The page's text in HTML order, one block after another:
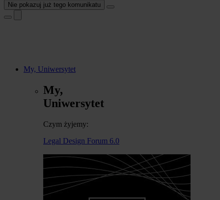
Nie pokazuj już tego komunikatu
My, Uniwersytet
My,
Uniwersytet
Czym żyjemy:
Legal Design Forum 6.0